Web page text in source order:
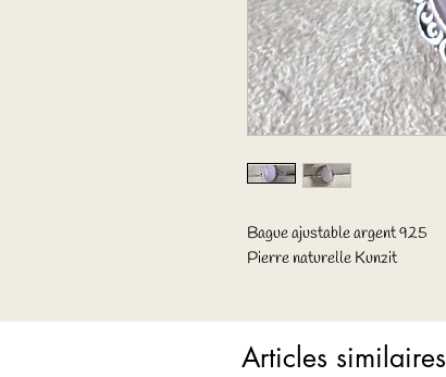
Bague ajustable argent 925
Pierre naturelle Kunzit
Articles similaires